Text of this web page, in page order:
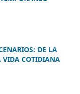
DE LA
VIDA COTIDIANA